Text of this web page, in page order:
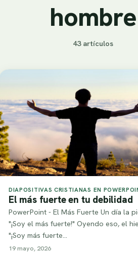
hombre
43 artículos
DIAPOSITIVAS CRISTIANAS EN
El más fuerte en tu debilidad
PowerPoint - El Más Fuerte Un día la
"¡Soy el más fuerte!" Oyendo eso, el
"¡Soy más fuerte…
19 mayo, 2026